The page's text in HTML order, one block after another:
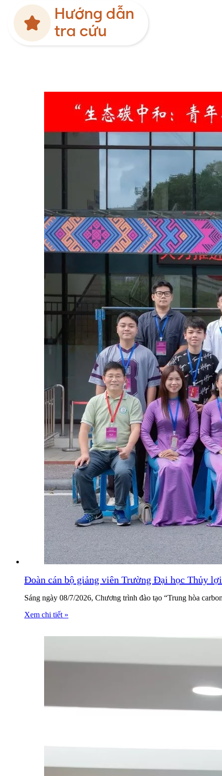
Đoàn cán bộ giảng viên Trường Đại học Thủy
Sáng ngày 08/7/2026, Chương trình đào tạo “Trung hòa
Xem chi tiết »